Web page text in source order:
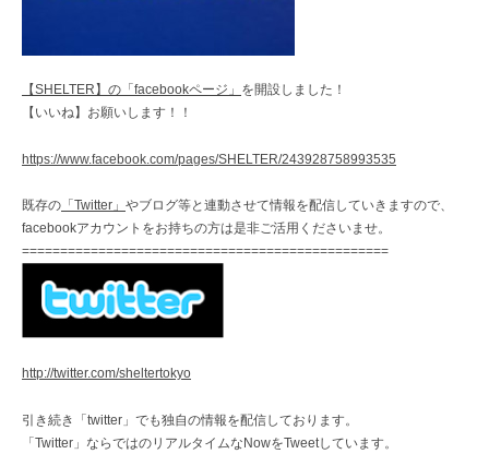
【SHELTER】の「facebookページ」 を開設しました！
【いいね】お願いします！！
https://www.facebook.com/pages/SHELTER/243928758993535
既存の 「Twitter」 やブログ等と連動させて情報を配信していきますので、
facebookアカウントをお持ちの方は是非ご活用くださいませ。
================================================
http://twitter.com/sheltertokyo
引き続き「twitter」でも独自の情報を配信しております。
「Twitter」ならではのリアルタイムなNowをTweetしています。